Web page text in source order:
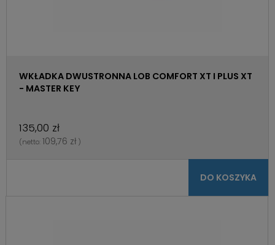
WKŁADKA DWUSTRONNA LOB COMFORT XT I PLUS XT
- MASTER KEY
135,00 zł
(netto: 109,76 zł )
DO KOSZYKA